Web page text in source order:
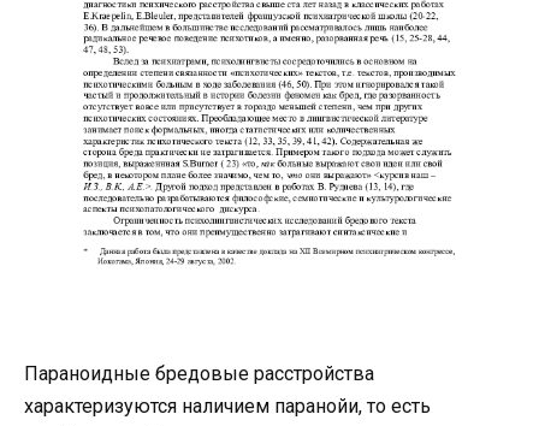
Параноидные бредовые расстройства
характеризуются наличием паранойи, то есть